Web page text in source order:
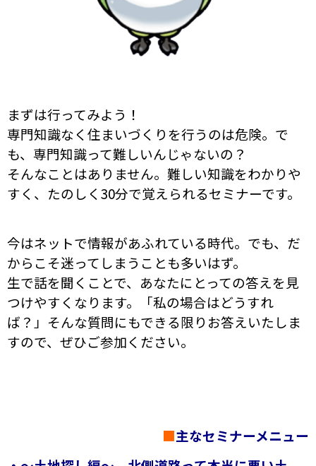
まずは行ってみよう！
専門知識なく住まいづくりを行うのは危険。で
も、専門知識って難しいんじゃないの？
そんなことはありません。難しい知識をわかりや
すく、たのしく30分で覚えられるセミナーです。
今はネットで情報があふれている時代。でも、だ
からこそ迷ってしまうことも多いはず。
生で話を聞くことで、あなたにとっての答えを見
つけやすくなります。「私の場合はどうすれ
ば？」そんな質問にもできる限りお答えいたしま
すので、ぜひご参加ください。
■主なセミナーメニュー